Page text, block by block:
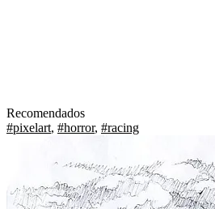
Recomendados
#pixelart, #horror, #racing